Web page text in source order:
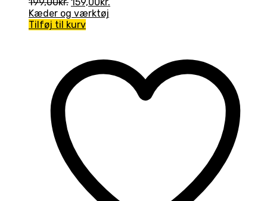
199,00kr.
oprindelige
pris
159,00kr.
Kæder og værktøj
Tilføj til kurv